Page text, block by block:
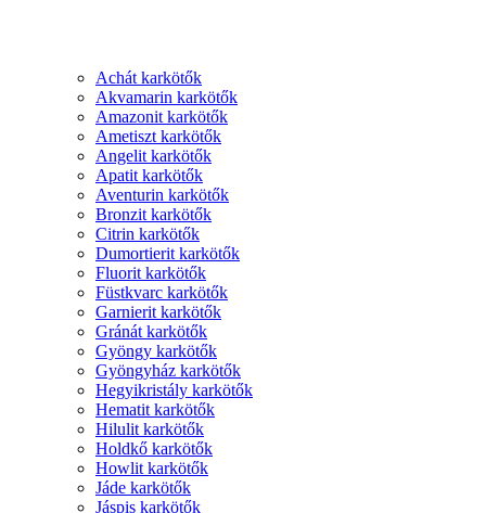
Achát karkötők
Akvamarin karkötők
Amazonit karkötők
Ametiszt karkötők
Angelit karkötők
Apatit karkötők
Aventurin karkötők
Bronzit karkötők
Citrin karkötők
Dumortierit karkötők
Fluorit karkötők
Füstkvarc karkötők
Garnierit karkötők
Gránát karkötők
Gyöngy karkötők
Gyöngyház karkötők
Hegyikristály karkötők
Hematit karkötők
Hilulit karkötők
Holdkő karkötők
Howlit karkötők
Jáde karkötők
Jáspis karkötők